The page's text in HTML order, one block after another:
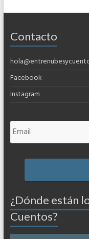
Contacto
Facebook
Instagram
¿Dónde están
Cuentos?